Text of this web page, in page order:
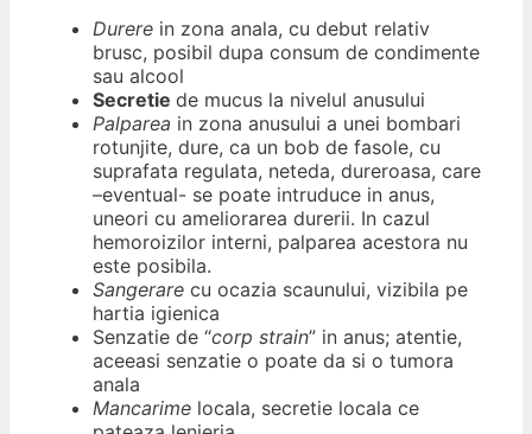
Durere in zona anala, cu debut relativ
brusc, posibil dupa consum de condimente
sau alcool
Secretie de mucus la nivelul anusului
Palparea in zona anusului a unei bombari
rotunjite, dure, ca un bob de fasole, cu
suprafata regulata, neteda, dureroasa, care
–eventual- se poate intruduce in anus,
uneori cu ameliorarea durerii. In cazul
hemoroizilor interni, palparea acestora nu
este posibila.
Sangerare cu ocazia scaunului, vizibila pe
hartia igienica
Senzatie de “corp strain” in anus; atentie,
aceeasi senzatie o poate da si o tumora
anala
Mancarime locala, secretie locala ce